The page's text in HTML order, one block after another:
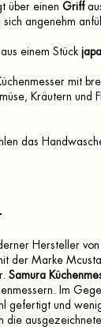
über einen Griff
sich angenehm
einem Stück
mit
Kräutern und
das
Hersteller von
der Marke
Samura
Im
gefertigt und
die